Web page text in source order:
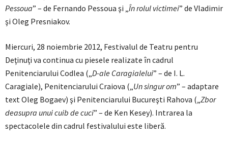
Pessoua” – de Fernando Pessoua şi „ În rolul victimei” de Vladimir
şi Oleg Presniakov.
Miercuri, 28 noiembrie 2012, Festivalul de Teatru pentru
Deţinuţi va continua cu piesele realizate în cadrul
Penitenciarului Codlea („ D-ale Caragialelui” – de I. L.
Caragiale), Penitenciarului Craiova („ Un singur om” – adaptare
text Oleg Bogaev) şi Penitenciarului Bucureşti Rahova („ Zbor
deasupra unui cuib de cuci” – de Ken Kesey). Intrarea la
spectacolele din cadrul festivalului este liberă.